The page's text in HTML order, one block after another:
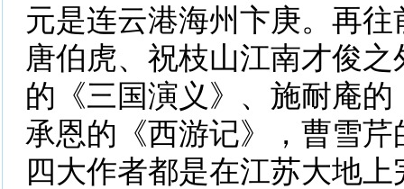
元是连云港海州卞庚。再
唐伯虎、祝枝山江南才俊
的《三国演义》、施耐庵
承恩的《西游记》，曹雪
四大作者都是在江苏大地上